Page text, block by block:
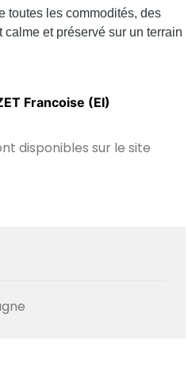
toutes les commodités, des
et préservé sur un terrain
Francoise (EI)
disponibles sur le site